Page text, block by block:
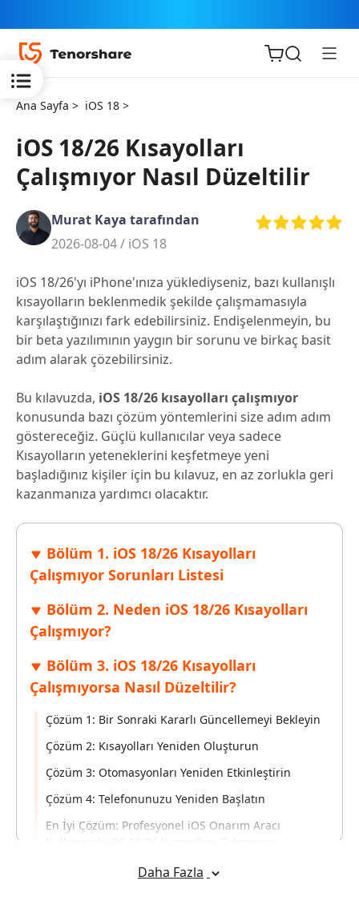
iOS için
ReiBoot
PDNob
iAnyGo
Ana Sayfa > iOS 18 >
iOS 18/26 Kısayolları
Çalışmıyor Nasıl Düzeltilir
Murat Kaya tarafından
2026-08-04 / iOS 18
iOS 18/26'yı iPhone'ınıza yüklediyseniz, bazı kullanışlı
kısayolların beklenmedik şekilde çalışmamasıyla
karşılaştığınızı fark edebilirsiniz. Endişelenmeyin, bu
bir beta yazılımının yaygın bir sorunu ve birkaç basit
adım alarak çözebilirsiniz.
Bu kılavuzda, iOS 18/26 kısayolları çalışmıyor
konusunda bazı çözüm yöntemlerini size adım adım
göstereceğiz. Güçlü kullanıcılar veya sadece
Kısayolların yeteneklerini keşfetmeye yeni
başladığınız kişiler için bu kılavuz, en az zorlukla geri
kazanmanıza yardımcı olacaktır.
Bölüm 1. iOS 18/26 Kısayolları
Çalışmıyor Sorunları Listesi
Bölüm 2. Neden iOS 18/26 Kısayolları
Çalışmıyor?
Bölüm 3. iOS 18/26 Kısayolları
Çalışmıyorsa Nasıl Düzeltilir?
Çözüm 1: Bir Sonraki Kararlı Güncellemeyi Bekleyin
Çözüm 2: Kısayolları Yeniden Oluşturun
Çözüm 3: Otomasyonları Yeniden Etkinleştirin
Çözüm 4: Telefonunuzu Yeniden Başlatın
En İyi Çözüm: Profesyonel iOS Onarım Aracı
Daha Fazla